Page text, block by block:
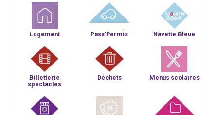
Logement Pass'Permis Navette Bleue
Billetterie
spectacles
Déchets Menus scolaires